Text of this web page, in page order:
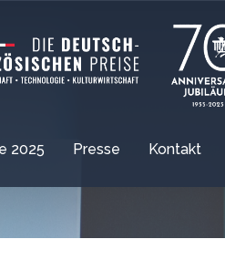
2025 Presse Kontakt